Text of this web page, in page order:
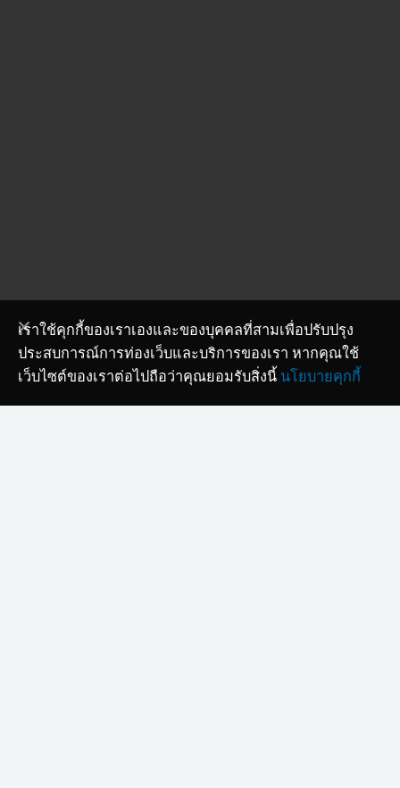
เราใช้คุกกี้ของเราเองและของบุคคลที่สามเพื่อปรับปรุง
ประสบการณ์การท่องเว็บและบริการของเรา หากคุณใช้
เว็บไซต์ของเราต่อไปถือว่าคุณยอมรับสิ่งนี้ นโยบายคุกกี้